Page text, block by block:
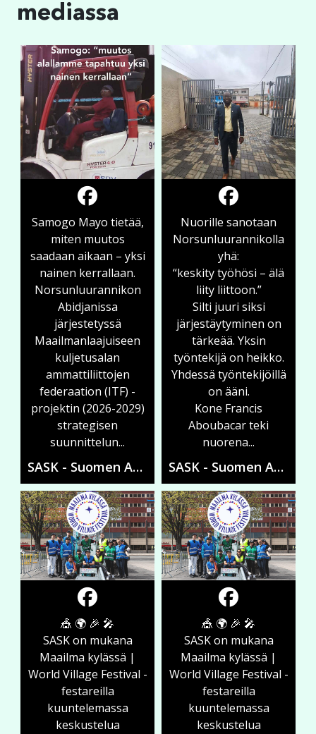
mediassa
Samogo Mayo tietää,
miten muutos
saadaan aikaan – yksi
nainen kerrallaan.
Norsunluurannikon
Abidjanissa
järjestetyssä
Maailmanlaajuiseen
kuljetusalan
ammattiliittojen
federaation (ITF) -
projektin (2026-2029)
strategisen
suunnittelun...
SASK - Suomen Ammattiliittojen Solidaarisuuskeskus
🎪 🌍 🎉 🎤
SASK on mukana
Maailma kylässä |
World Village Festival -
festareilla
kuuntelemassa
keskustelua
Nuorille sanotaan
Norsunluurannikolla
yhä:
“keskity työhösi – älä
liity liittoon.”
Silti juuri siksi
järjestäytyminen on
tärkeää. Yksin
työntekijä on heikko.
Yhdessä työntekijöillä
on ääni.
Kone Francis
Aboubacar teki
nuorena...
SASK - Suomen Ammattiliittojen Solidaarisuuskeskus
🎪 🌍 🎉 🎤
SASK on mukana
Maailma kylässä |
World Village Festival -
festareilla
kuuntelemassa
keskustelua